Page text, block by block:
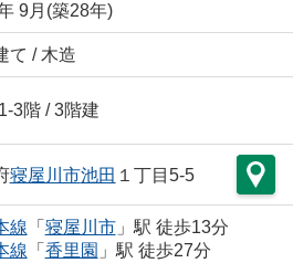
9月(築28年)
て / 木造
3階 / 3階建
寝屋川市池田 １丁目5-5
線 「 寝屋川市」駅 徒歩13分
線 「 香里園 」駅 徒歩27分